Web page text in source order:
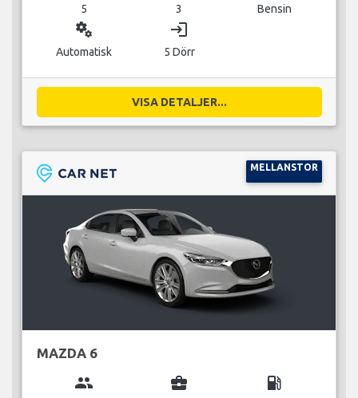
5 3 Bensin
miscellaneous_services
Automatisk
login
5 Dörr
VISA DETALJER...
MELLANSTOR
MAZDA 6
group business_center local_gas_station